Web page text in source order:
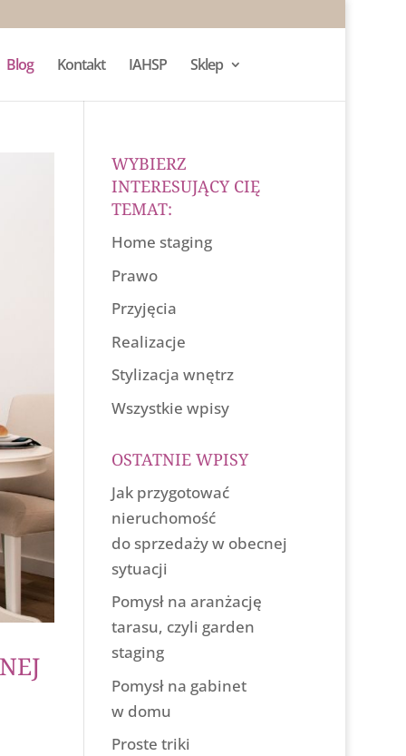
Blog Kontakt IAHSP Sklep
WYBIERZ
INTERESUJĄCY CIĘ
TEMAT:
Home staging
Prawo
Przyjęcia
Realizacje
Stylizacja wnętrz
Wszystkie wpisy
OSTATNIE WPISY
Jak przygotować
nieruchomość
do sprzedaży w obecnej
sytuacji
Pomysł na aranżację
tarasu, czyli garden
staging
Pomysł na gabinet
w domu
Proste triki